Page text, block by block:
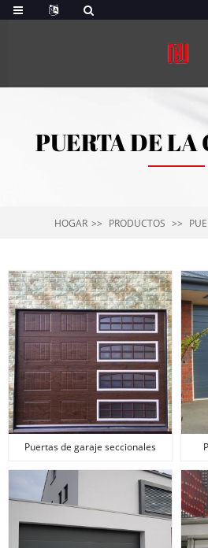
PUERTA DE LA
HOGAR PRODUCTOS
Puertas de garaje seccionales